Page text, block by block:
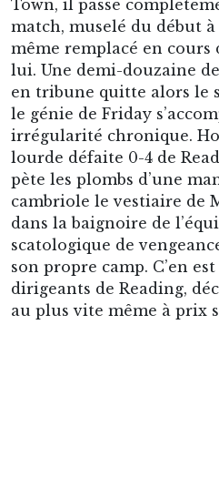
cambriole le vestiaire de
dans la baignoire de
scatologique de
son propre camp. C’en
dirigeants de Reading,
au plus vite même à prix